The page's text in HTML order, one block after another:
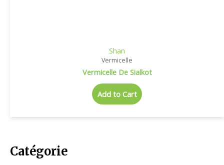
Catégorie
Shan
Vermicelle
Vermicelle De Sialkot
Add to Cart